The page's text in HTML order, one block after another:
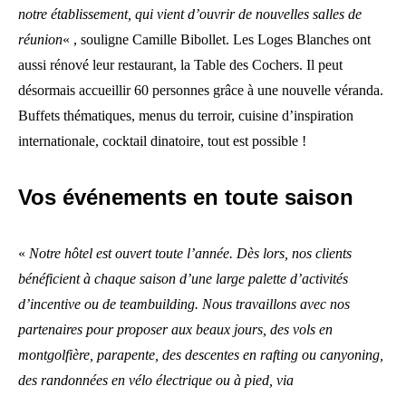
notre établissement, qui vient d’ouvrir de nouvelles salles de
réunion« , souligne Camille Bibollet. Les Loges Blanches ont
aussi rénové leur restaurant, la Table des Cochers. Il peut
désormais accueillir 60 personnes grâce à une nouvelle véranda.
Buffets thématiques, menus du terroir, cuisine d’inspiration
internationale, cocktail dinatoire, tout est possible !
Vos événements en toute saison
« Notre hôtel est ouvert toute l’année. Dès lors, nos clients
bénéficient à chaque saison d’une large palette d’activités
d’incentive ou de teambuilding. Nous travaillons avec nos
partenaires pour proposer aux beaux jours, des vols en
montgolfière, parapente, des descentes en rafting ou canyoning,
des randonnées en vélo électrique ou à pied, via